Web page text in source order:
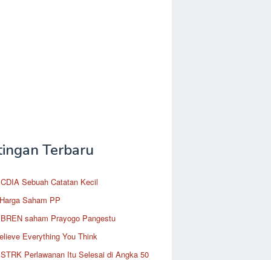
Terbaru
Sebuah Catatan Kecil
Saham PP
saham Prayogo Pangestu
Everything You Think
Perlawanan Itu Selesai di Angka 50